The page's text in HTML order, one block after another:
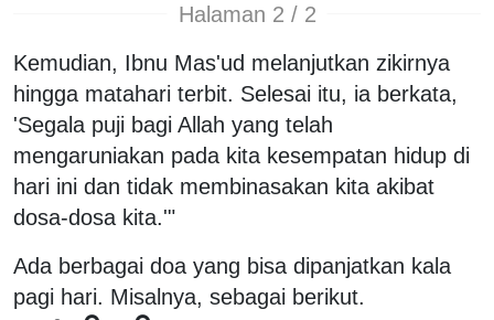
Halaman 2 / 2
Kemudian, Ibnu Mas'ud melanjutkan zikirnya
hingga matahari terbit. Selesai itu, ia berkata,
'Segala puji bagi Allah yang telah
mengaruniakan pada kita kesempatan hidup di
hari ini dan tidak membinasakan kita akibat
dosa-dosa kita.'"
Ada berbagai doa yang bisa dipanjatkan kala
pagi hari. Misalnya, sebagai berikut.